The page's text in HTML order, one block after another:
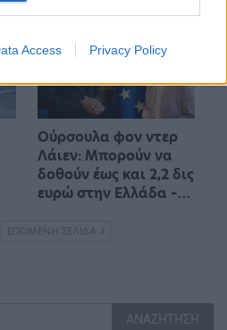
Access Privacy Policy
ΟΙΚΟΝΟΜΊΑ
Ούρσουλα φον ντερ
Λάιεν: Μπορούν να
δοθούν έως και 2,2 δις
ευρώ στην Ελλάδα –…
ΕΠΌΜΕΝΗ ΣΕΛΊΔΑ